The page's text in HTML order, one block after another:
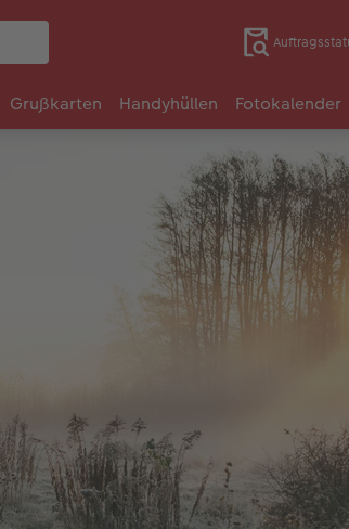
Grußkarten Handyhüllen Fotokalender